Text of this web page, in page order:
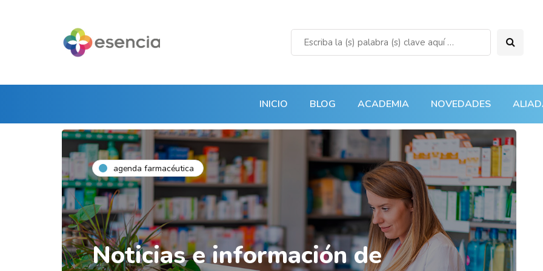
INICIO BLOG ACADEMIA NOVEDADES
agenda farmacéutica
Noticias e información de